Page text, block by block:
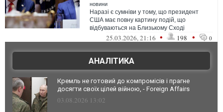
новини
Наразі є сумніви у тому, що президент
США має повну картину подій, що
відбуваються на Близькому Сході
25.03.2026, 21:16 • 198 • 0
АНАЛІТИКА
Кремль не готовий до компромісів і прагне
досягти своїх цілей війною, - Foreign Affairs
03.08.2026 13:02